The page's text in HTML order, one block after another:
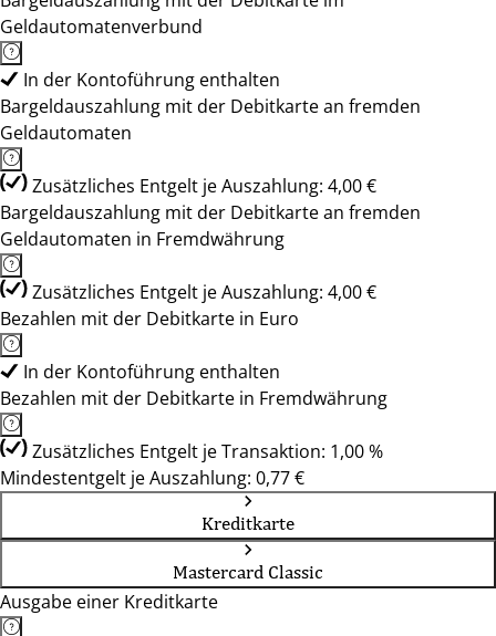
Geldautomatenverbund
In der Kontoführung enthalten
Bargeldauszahlung mit der Debitkarte an fremden
Geldautomaten
Zusätzliches Entgelt je Auszahlung: 4,00 €
Bargeldauszahlung mit der Debitkarte an fremden
Geldautomaten in Fremdwährung
Zusätzliches Entgelt je Auszahlung: 4,00 €
Bezahlen mit der Debitkarte in Euro
In der Kontoführung enthalten
Bezahlen mit der Debitkarte in Fremdwährung
Zusätzliches Entgelt je Transaktion: 1,00 %
Mindestentgelt je Auszahlung: 0,77 €
Kreditkarte
Mastercard Classic
Ausgabe einer Kreditkarte